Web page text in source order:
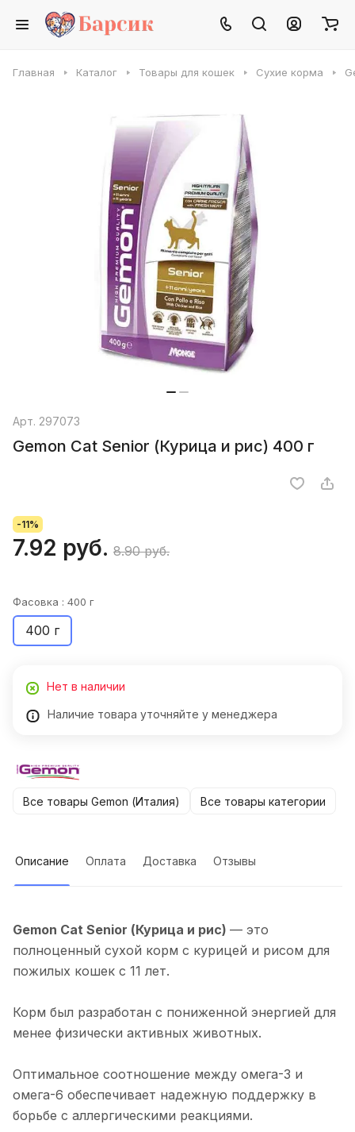
Главная Каталог Товары для кошек Сухие корма
Арт. 297073
Gemon Cat Senior (Курица и рис) 400 г
-11%
7.92 руб. 8.90 руб.
Фасовка : 400 г
400 г
Нет в наличии
Наличие товара уточняйте у менеджера
Все товары Gemon (Италия) Все товары категории
Описание Оплата Доставка Отзывы
Gemon Cat Senior (Курица и рис) — это
полноценный сухой корм с курицей и рисом для
пожилых кошек с 11 лет.
Корм был разработан с пониженной энергией для
менее физически активных животных.
Оптимальное соотношение между омега-3 и
омега-6 обеспечивает надежную поддержку в
борьбе с аллергическими реакциями.